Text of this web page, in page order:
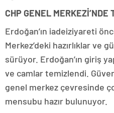
CHP GENEL
Erdoğan’ın iadeiziyareti
Merkez’deki hazırlıklar ve
sürüyor. Erdoğan’ın giriş
ve camlar temizlendi.
genel merkez çevresinde
mensubu hazır bulunuyor.